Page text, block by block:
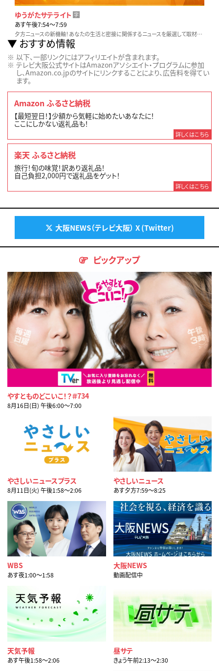
ゆうがたサテライト 字
あす午後7:54〜7:59
夕方ニュースの新機軸！あなたの生活と密接に関係するニュースを厳選して取材。他とは違う視点と切り口でいち早くお伝えします！
おすすめ情報
以下、一部リンクにはアフィリエイトが含まれます。
テレビ大阪公式サイトはAmazonアソシエイト・プログラムに参加
し、Amazon.co.jpのサイトにリンクすることにより、広告料を得てい
ます。
Amazon ふるさと納税
【最短翌日！】少額から気軽に始めたいあなたに！
ここにしかない返礼品も！
詳しくはこちら
楽天 ふるさと納税
旅行！旬の味覚！訳あり返礼品！
自己負担2,000円で返礼品をゲット！
詳しくはこちら
大阪NEWS（テレビ大阪） X (Twitter)
ピックアップ
やすとものどこいこ！？＃734
8月16日(日) 午後6:00〜7:00
やさしいニュースプラス
8月11日(火) 午後1:58〜2:06
やさしいニュース
あす夕方7:59〜8:25
WBS
あす夜1:00〜1:58
大阪NEWS
動画配信中
天気予報
あす午後1:58〜2:06
昼サテ
きょう午前2:13〜2:30